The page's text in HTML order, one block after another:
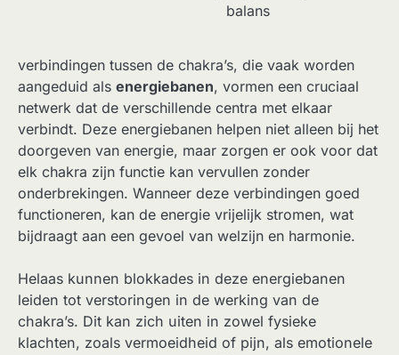
balans
verbindingen tussen de chakra’s, die vaak worden
aangeduid als energiebanen, vormen een cruciaal
netwerk dat de verschillende centra met elkaar
verbindt. Deze energiebanen helpen niet alleen bij het
doorgeven van energie, maar zorgen er ook voor dat
elk chakra zijn functie kan vervullen zonder
onderbrekingen. Wanneer deze verbindingen goed
functioneren, kan de energie vrijelijk stromen, wat
bijdraagt aan een gevoel van welzijn en harmonie.
Helaas kunnen blokkades in deze energiebanen
leiden tot verstoringen in de werking van de
chakra’s. Dit kan zich uiten in zowel fysieke
klachten, zoals vermoeidheid of pijn, als emotionele